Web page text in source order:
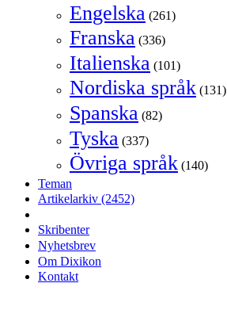
Engelska (261)
Franska (336)
Italienska (101)
Nordiska språk (131)
Spanska (82)
Tyska (337)
Övriga språk (140)
Teman
Artikelarkiv (2452)
Skribenter
Nyhetsbrev
Om Dixikon
Kontakt